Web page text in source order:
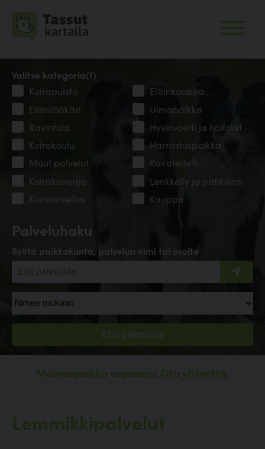
Palveluhaku
Syötä paikkakunta, palvelun nimi tai osoite
Valitse kategoria(t)
Koirapuisto
Eläinkauppa
Eläinlääkäri
Uimapaikka
Ravintola
Hyvinvointi ja hoitolat
Koirakoulu
Harrastuspaikka
Muut palvelut
Koirahotelli
Koirakuvaaja
Lenkkeily ja patikointi
Koirasovellus
Kauppa
Mainospaikka vapaana! Ota yhteyttä.
Lemmikkipalvelut